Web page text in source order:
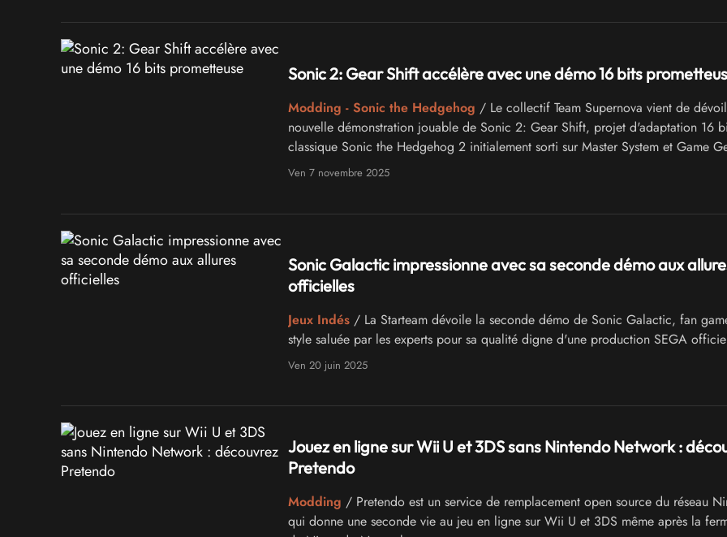
Sonic 2: Gear Shift accélère avec une démo 16 bits
Modding - Sonic the Hedgehog / Le collectif Team Supernova vient de
nouvelle démonstration jouable de Sonic 2: Gear Shift, projet d'adaptation 16
classique Sonic the Hedgehog 2 initialement sorti sur Master System et Game
Cette seconde itération marque une évolution significative par rapport à la démo
Ven 7 novembre 2025
Sonic Galactic impressionne avec sa seconde démo aux
officielles
Jeux Indés/ La Starteam dévoile la seconde démo de Sonic Galactic, fan
style saluée par les experts pour sa qualité digne d'une production SEGA
Ven 20 juin 2025
Jouez en ligne sur Wii U et 3DS sans Nintendo Network :
Pretendo
Modding / Pretendo est un service de remplacement open source du réseau
qui donne une seconde vie au jeu en ligne sur Wii U et 3DS même après la